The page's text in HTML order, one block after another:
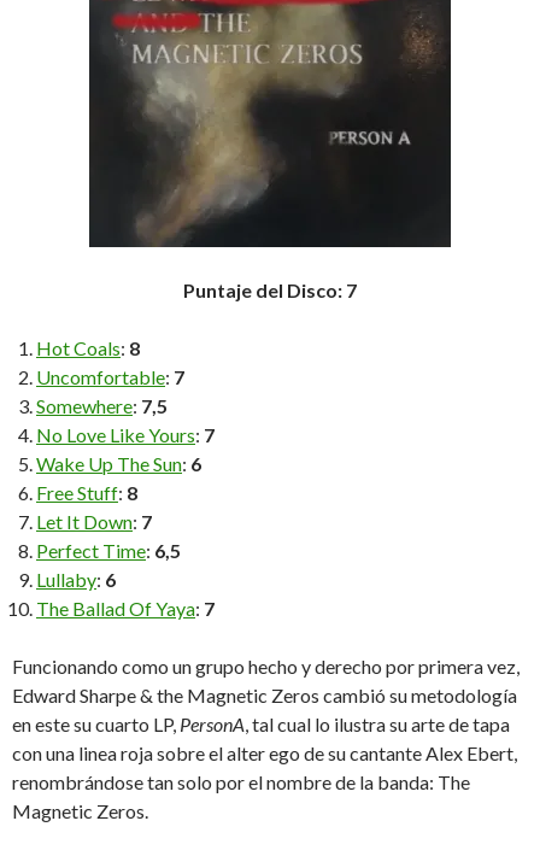
Puntaje del Disco: 7
Hot Coals: 8
Uncomfortable: 7
Somewhere: 7,5
No Love Like Yours: 7
Wake Up The Sun: 6
Free Stuff: 8
Let It Down: 7
Perfect Time: 6,5
Lullaby: 6
The Ballad Of Yaya: 7
Funcionando como un grupo hecho y derecho por primera vez,
Edward Sharpe & the Magnetic Zeros cambió su metodología
en este su cuarto LP, PersonA, tal cual lo ilustra su arte de tapa
con una linea roja sobre el alter ego de su cantante Alex Ebert,
renombrándose tan solo por el nombre de la banda: The
Magnetic Zeros.